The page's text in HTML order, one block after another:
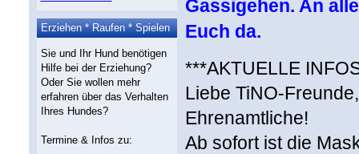
Erziehen * Raufen * Spielen
Sie und Ihr Hund benötigen
Hilfe bei der Erziehung?
Oder Sie wollen mehr
erfahren über das Verhalten
Ihres Hundes?
Termine & Infos zu:
Gassigehen. An
Euch da.
***AKTUELLE
Liebe TiNO-
Ehrenamtliche!
Ab sofort ist die